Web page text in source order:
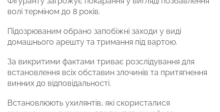
волі терміном до 8 років.
Підозрюваним обрано запобіжні заходи у виді
домашнього арешту та тримання під вартою.
За викритими фактами триває розслідування для
встановлення всіх обставин злочинів та притягнення
винних до відповідальності.
Встановлюють ухилянтів, які скористалися